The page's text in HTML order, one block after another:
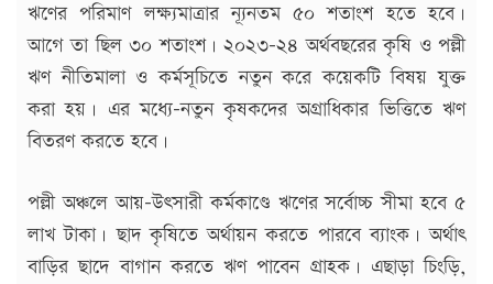
ঋণের পরিমাণ লক্ষ্যমাত্রার ন্যূনতম ৫০ শতাংশ হতে হবে।
আগে তা ছিল ৩০ শতাংশ। ২০২৩-২৪ অর্থবছরের কৃষি ও পল্লী
ঋণ নীতিমালা ও কর্মসূচিতে নতুন করে কয়েকটি বিষয় যুক্ত
করা হয়। এর মধ্যে-নতুন কৃষকদের অগ্রাধিকার ভিত্তিতে ঋণ
বিতরণ করতে হবে।
পল্লী অঞ্চলে আয়-উৎসারী কর্মকাণ্ডে ঋণের সর্বোচ্চ সীমা হবে ৫
লাখ টাকা। ছাদ কৃষিতে অর্থায়ন করতে পারবে ব্যাংক। অর্থাৎ
বাড়ির ছাদে বাগান করতে ঋণ পাবেন গ্রাহক। এছাড়া চিংড়ি,